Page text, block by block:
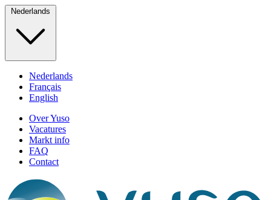
Nederlands
Nederlands
Français
English
Over Yuso
Vacatures
Markt info
FAQ
Contact